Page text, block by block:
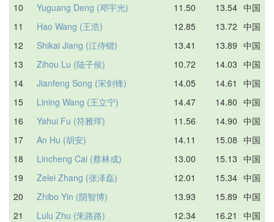
10
Yuguang Deng (邓宇光) 11.50 13.54 中国
11
Hao Wang (王浩) 12.85 13.72 中国
12
Shikai Jiang (江侍锴) 13.41 13.89 中国
13
Zihou Lu (陆子侯) 10.72 14.03 中国
14
Jianfeng Song (宋剑锋) 14.05 14.61
中国
15
Lining Wang (王立宁) 14.47 14.80 中国
16
Yahui Fu (符雅珲) 11.56 14.90 中国
17
An Hu (胡安) 14.11 15.08 中国
18
Lincheng Cai (蔡林成) 13.00 15.13 中国
19
Zelei Zhang (张泽磊) 12.01 15.34 中国
20
Zhibo Yin (阴智博) 13.93 15.89 中国
21
Lulu Zhu (朱路路) 12.34 16.21
中国